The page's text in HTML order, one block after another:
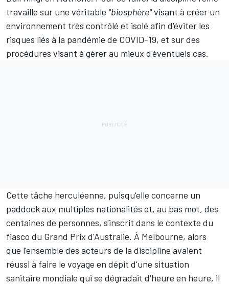
travaille sur une véritable "biosphère"visant à créer un
environnement très contrôlé et isolé afin d'éviter les
risques liés à la pandémie de COVID-19, et sur des
procédures visant à gérer au mieux d'éventuels cas.
Cette tâche herculéenne, puisqu'elle concerne un
paddock aux multiples nationalités et, au bas mot, des
centaines de personnes, s'inscrit dans le contexte du
fiasco du Grand Prix d'Australie. À Melbourne, alors
que l'ensemble des acteurs de la discipline avaient
réussi à faire le voyage en dépit d'une situation
sanitaire mondiale qui se dégradait d'heure en heure, il